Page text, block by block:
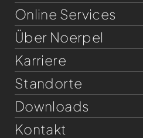
Online Services
Über Noerpel
Karriere
Standorte
Downloads
Kontakt